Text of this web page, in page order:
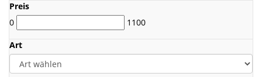
Preis
0
1100
Art